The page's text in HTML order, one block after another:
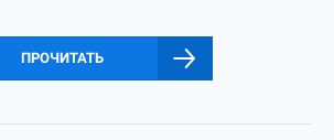
ПРОЧИТАТЬ